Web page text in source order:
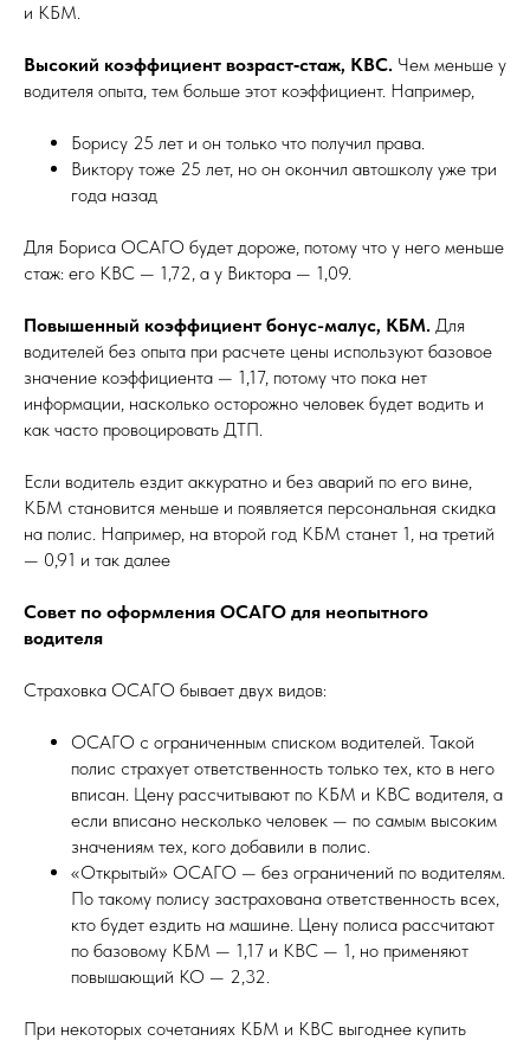
и КБМ.
Высокий коэффициент возраст‑стаж, КВС. Чем меньше у
водителя опыта, тем больше этот коэффициент. Например,
Борису 25 лет и он только что получил права.
Виктору тоже 25 лет, но он окончил автошколу уже три
года назад
Для Бориса ОСАГО будет дороже, потому что у него меньше
стаж: его КВС — 1,72, а у Виктора — 1,09.
Повышенный коэффициент бонус-малус, КБМ. Для
водителей без опыта при расчете цены используют базовое
значение коэффициента — 1,17, потому что пока нет
информации, насколько осторожно человек будет водить и
как часто провоцировать ДТП.
Если водитель ездит аккуратно и без аварий по его вине,
КБМ становится меньше и появляется персональная скидка
на полис. Например, на второй год КБМ станет 1, на третий
— 0,91 и так далее
Совет по оформления ОСАГО для неопытного
водителя
Страховка ОСАГО бывает двух видов:
ОСАГО с ограниченным списком водителей. Такой
полис страхует ответственность только тех, кто в него
вписан. Цену рассчитывают по КБМ и КВС водителя, а
если вписано несколько человек — по самым высоким
значениям тех, кого добавили в полис.
«Открытый» ОСАГО — без ограничений по водителям.
По такому полису застрахована ответственность всех,
кто будет ездить на машине. Цену полиса рассчитают
по базовому КБМ — 1,17 и КВС — 1, но применяют
повышающий КО — 2,32.
При некоторых сочетаниях КБМ и КВС выгоднее купить